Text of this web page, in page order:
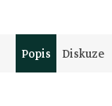
Popis Diskuze